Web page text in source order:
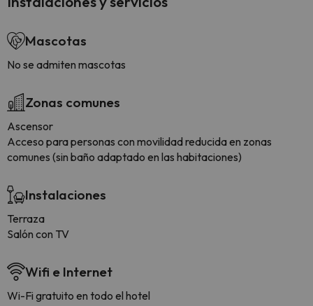
Mascotas
No se admiten mascotas
Zonas comunes
Ascensor
Acceso para personas con movilidad reducida en zonas
comunes (sin baño adaptado en las habitaciones)
Instalaciones
Terraza
Salón con TV
Wifi e Internet
Wi-Fi gratuito en todo el hotel